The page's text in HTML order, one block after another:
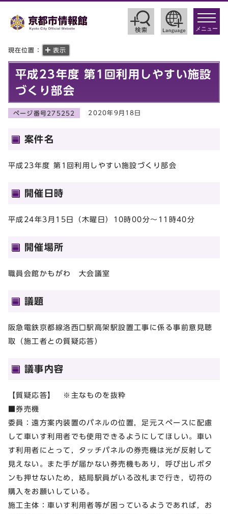
toggle
メニュー
現在位置： 表示
平成23年度 第1回利用しやすい施設
づくり部会
ページ番号275252 2020年9月18日
案件名
平成23年度 第1回利用しやすい施設づくり部会
開催日時
平成24年3月15日（木曜日）10時00分～11時40分
開催場所
職員会館かもがわ 大会議室
議題
阪急電鉄京都線洛西口駅高架駅設置工事に係る事前意見聴
取（施工者との質疑応答）
議事内容
【質疑応答】 ※主なものを抜粋
■券売機
委員：遠方案内装置のパネルの位置，足元スペースに配慮
して車いす利用者でも使用できるようにしてほしい。車い
す利用者にとって，タッチパネルの券売機は光が反射して
見えない。また手が届かない券売機もあり，呼び出しボタ
ンも押せないため，結局駅員がいる改札まで行き，切符の
購入をお願いしている。
施工主体：車いす利用者等が困っているようであれば，お